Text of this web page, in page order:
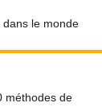
le monde
méthodes de